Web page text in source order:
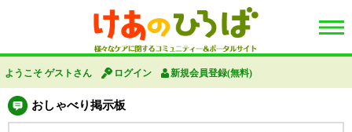
ようこそ ゲストさん ログイン 新規会員登録(無料)
おしゃべり掲示板